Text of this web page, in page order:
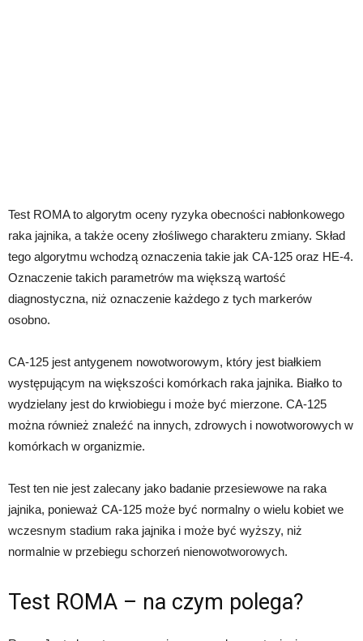
Test ROMA to algorytm oceny ryzyka obecności nabłonkowego
raka jajnika, a także oceny złośliwego charakteru zmiany. Skład
tego algorytmu wchodzą oznaczenia takie jak CA-125 oraz HE-4.
Oznaczenie takich parametrów ma większą wartość
diagnostyczna, niż oznaczenie każdego z tych markerów
osobno.
CA-125 jest antygenem nowotworowym, który jest białkiem
występującym na większości komórkach raka jajnika. Białko to
wydzielany jest do krwiobiegu i może być mierzone. CA-125
można również znaleźć na innych, zdrowych i nowotworowych w
komórkach w organizmie.
Test ten nie jest zalecany jako badanie przesiewowe na raka
jajnika, ponieważ CA-125 może być normalny o wielu kobiet we
wczesnym stadium raka jajnika i może być wyższy, niż
normalnie w przebiegu schorzeń nienowotworowych.
Test ROMA – na czym polega?